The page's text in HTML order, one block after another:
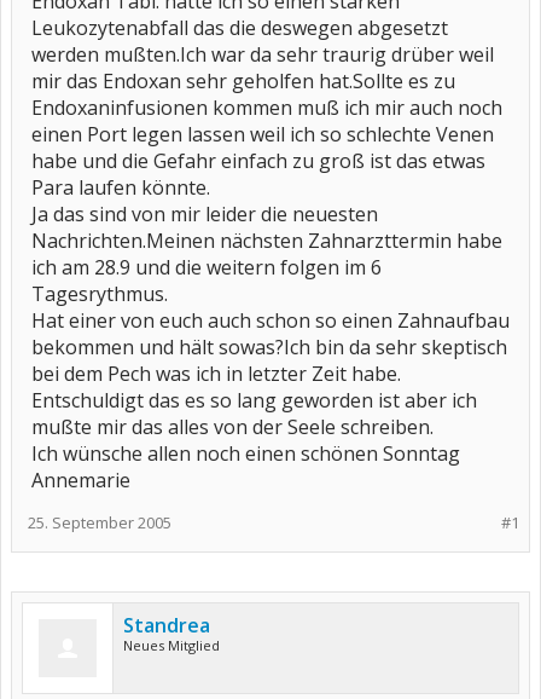
Leukozytenabfall das die deswegen abgesetzt
werden mußten.Ich war da sehr traurig drüber weil
mir das Endoxan sehr geholfen hat.Sollte es zu
Endoxaninfusionen kommen muß ich mir auch noch
einen Port legen lassen weil ich so schlechte Venen
habe und die Gefahr einfach zu groß ist das etwas
Para laufen könnte.
Ja das sind von mir leider die neuesten
Nachrichten.Meinen nächsten Zahnarzttermin habe
ich am 28.9 und die weitern folgen im 6
Tagesrythmus.
Hat einer von euch auch schon so einen Zahnaufbau
bekommen und hält sowas?Ich bin da sehr skeptisch
bei dem Pech was ich in letzter Zeit habe.
Entschuldigt das es so lang geworden ist aber ich
mußte mir das alles von der Seele schreiben.
Ich wünsche allen noch einen schönen Sonntag
Annemarie
#1
25. September 2005
Standrea
Neues Mitglied